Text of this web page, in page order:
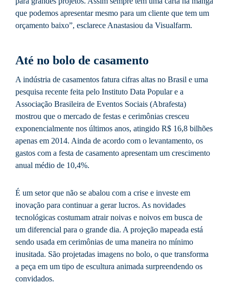
que podemos apresentar mesmo para um cliente que tem um
orçamento baixo”, esclarece Anastasiou da Visualfarm.
Até no bolo de casamento
A indústria de casamentos fatura cifras altas no Brasil e uma
pesquisa recente feita pelo Instituto Data Popular e a
Associação Brasileira de Eventos Sociais (Abrafesta)
mostrou que o mercado de festas e cerimônias cresceu
exponencialmente nos últimos anos, atingido R$ 16,8 bilhões
apenas em 2014. Ainda de acordo com o levantamento, os
gastos com a festa de casamento apresentam um crescimento
anual médio de 10,4%.
É um setor que não se abalou com a crise e investe em
inovação para continuar a gerar lucros. As novidades
tecnológicas costumam atrair noivas e noivos em busca de
um diferencial para o grande dia. A projeção mapeada está
sendo usada em cerimônias de uma maneira no mínimo
inusitada. São projetadas imagens no bolo, o que transforma
a peça em um tipo de escultura animada surpreendendo os
convidados.